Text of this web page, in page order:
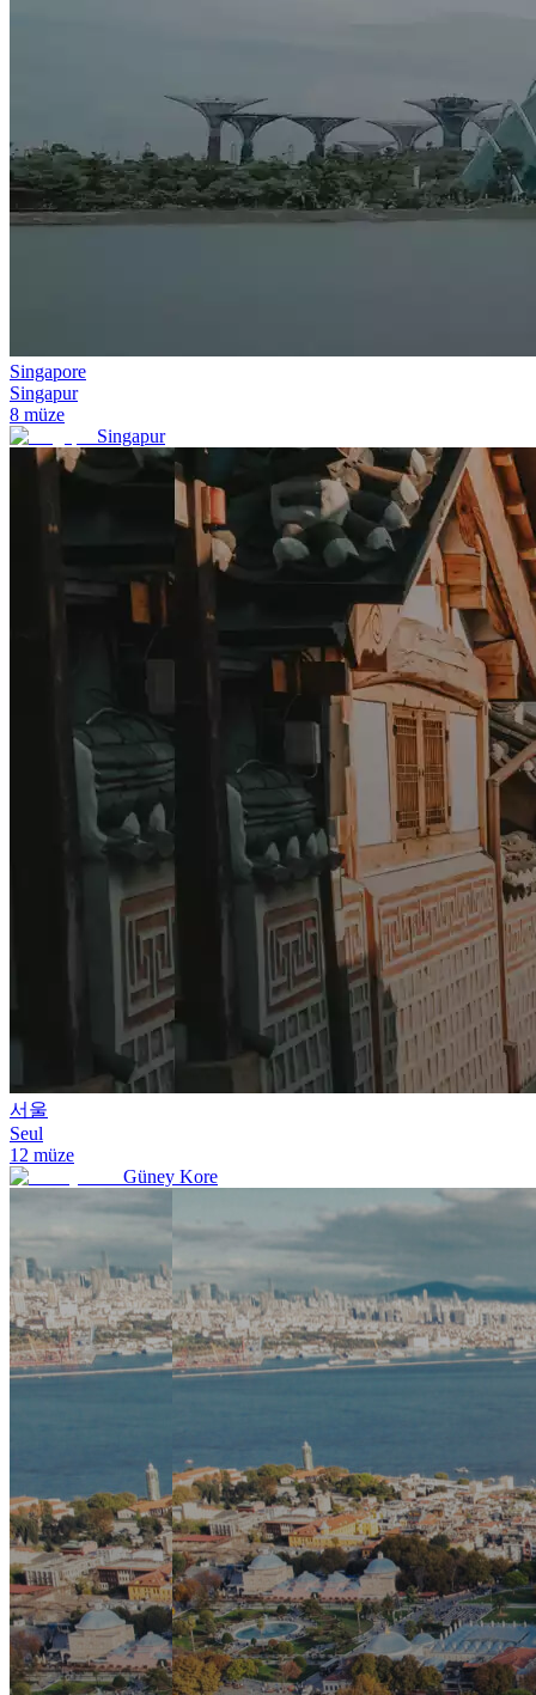
Singapore
Singapur
8 müze
Singapur
서울
Seul
12 müze
Güney Kore